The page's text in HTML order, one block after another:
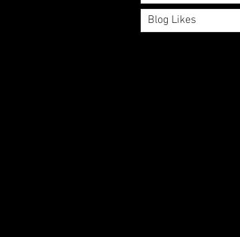
Blog Likes